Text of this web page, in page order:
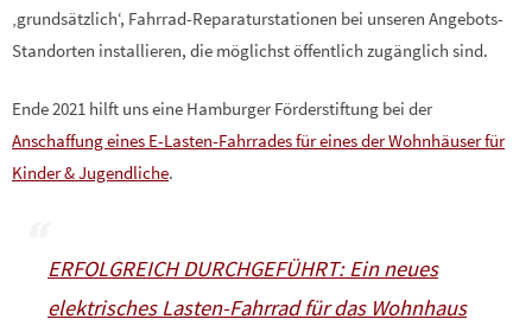
‚grundsätzlich‘, Fahrrad-Reparaturstationen bei unseren Angebots-
Standorten installieren, die möglichst öffentlich zugänglich sind.
Ende 2021 hilft uns eine Hamburger Förderstiftung bei der
Anschaffung eines E-Lasten-Fahrrades für eines der Wohnhäuser für
Kinder & Jugendliche.
ERFOLGREICH DURCHGEFÜHRT: Ein neues
elektrisches Lasten-Fahrrad für das Wohnhaus